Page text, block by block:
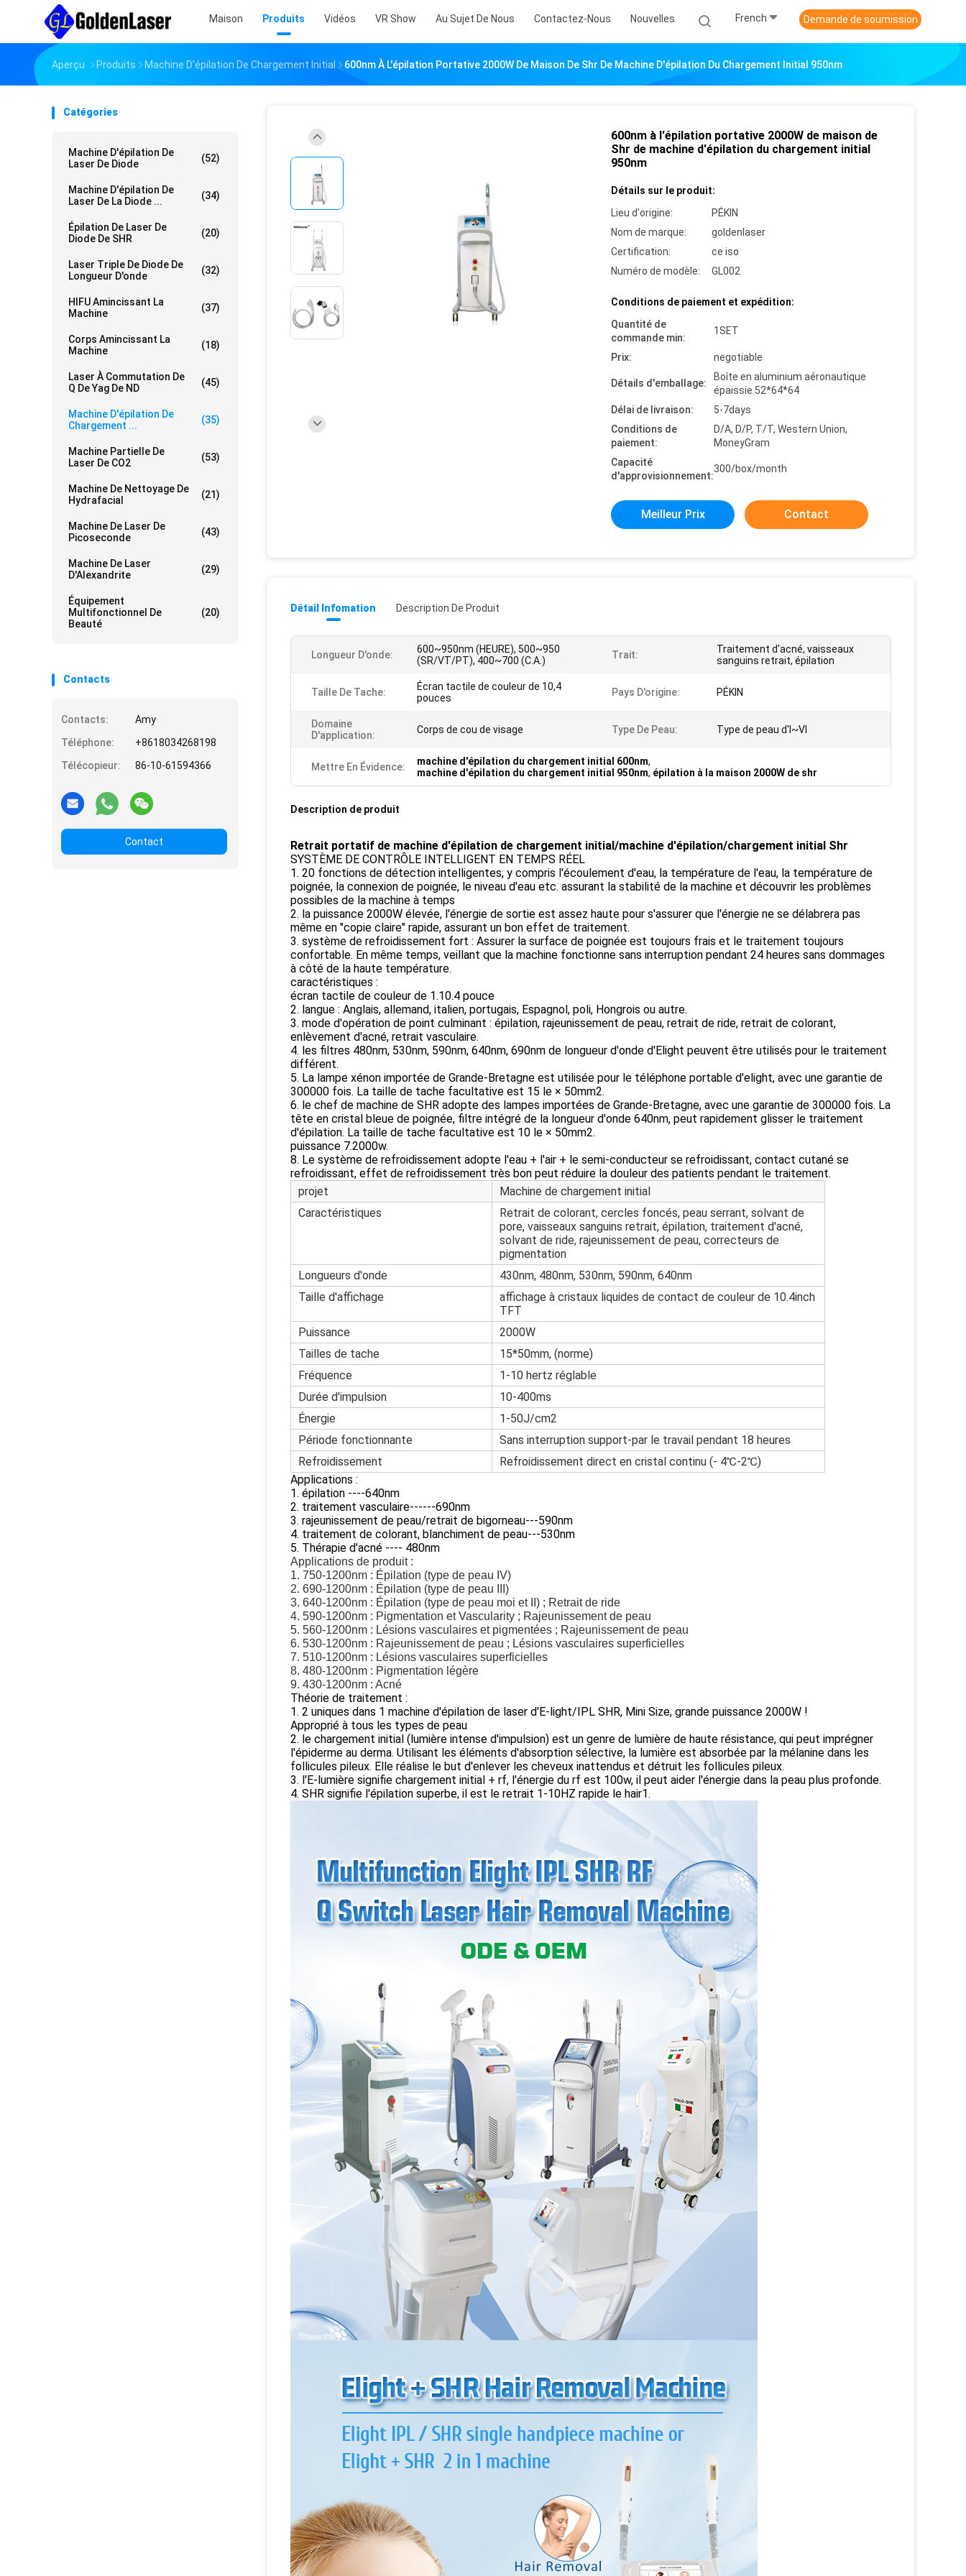
Maison Produits Vidéos VR Show Au Sujet De Nous Contactez-Nous Nouvelles French Demande de soumission
Aperçu Produits Machine D'épilation De Chargement Initial 600nm À L'épilation Portative 2000W De Maison De Shr De Machine D'épilation Du Chargement Initial 950nm
Catégories
Machine D'épilation De
Laser De Diode
(52)
Machine D'épilation De
Laser De La Diode ...
(34)
Épilation De Laser De
Diode De SHR
(20)
Laser Triple De Diode De
Longueur D'onde
(32)
HIFU Amincissant La
Machine
(37)
Corps Amincissant La
Machine
(18)
Laser À Commutation De
Q De Yag De ND
(45)
Machine D'épilation De
Chargement ...
(35)
Machine Partielle De
Laser De CO2
(53)
Machine De Nettoyage De
Hydrafacial
(21)
Machine De Laser De
Picoseconde
(43)
Machine De Laser
D'Alexandrite
(29)
Équipement
Multifonctionnel De
Beauté
(20)
Contacts
Contacts:
Amy
Téléphone:
+8618034268198
Télécopieur:
86-10-61594366
Contact
600nm à l'épilation portative 2000W de maison de
Shr de machine d'épilation du chargement initial
950nm
Détails sur le produit:
Lieu d'origine:
PÉKIN
Nom de marque:
goldenlaser
Certification:
ce iso
Numéro de modèle:
GL002
Conditions de paiement et expédition:
Quantité de
commande min:
1SET
Prix: negotiable
Détails d'emballage:
Boîte en aluminium aéronautique
épaissie 52*64*64
Délai de livraison:
5-7days
Conditions de
paiement:
D/A, D/P, T/T, Western Union,
MoneyGram
Capacité
d'approvisionnement:
300/box/month
Meilleur Prix Contact
Détail Infomation Description De Produit
Longueur D'onde:
600~950nm (HEURE), 500~950
(SR/VT/PT), 400~700 (C.A.)
Trait:
Traitement d'acné, vaisseaux
sanguins retrait, épilation
Taille De Tache:
Écran tactile de couleur de 10,4
pouces
Pays D'origine: PÉKIN
Domaine
D'application:
Corps de cou de visage Type De Peau: Type de peau d'I~VI
Mettre En Évidence: machine d'épilation du chargement initial 600nm,
machine d'épilation du chargement initial 950nm, épilation à la maison 2000W de shr
Description de produit
Retrait portatif de machine d'épilation de chargement initial/machine d'épilation/chargement initial Shr
SYSTÈME DE CONTRÔLE INTELLIGENT EN TEMPS RÉEL
1. 20 fonctions de détection intelligentes, y compris l'écoulement d'eau, la température de l'eau, la température de
poignée, la connexion de poignée, le niveau d'eau etc. assurant la stabilité de la machine et découvrir les problèmes
possibles de la machine à temps
2. la puissance 2000W élevée, l'énergie de sortie est assez haute pour s'assurer que l'énergie ne se délabrera pas
même en "copie claire" rapide, assurant un bon effet de traitement.
3. système de refroidissement fort : Assurer la surface de poignée est toujours frais et le traitement toujours
confortable. En même temps, veillant que la machine fonctionne sans interruption pendant 24 heures sans dommages
à côté de la haute température.
caractéristiques :
écran tactile de couleur de 1.10.4 pouce
2. langue : Anglais, allemand, italien, portugais, Espagnol, poli, Hongrois ou autre.
3. mode d'opération de point culminant : épilation, rajeunissement de peau, retrait de ride, retrait de colorant,
enlèvement d'acné, retrait vasculaire.
4. les filtres 480nm, 530nm, 590nm, 640nm, 690nm de longueur d'onde d'Elight peuvent être utilisés pour le traitement
différent.
5. La lampe xénon importée de Grande-Bretagne est utilisée pour le téléphone portable d'elight, avec une garantie de
300000 fois. La taille de tache facultative est 15 le × 50mm2.
6. le chef de machine de SHR adopte des lampes importées de Grande-Bretagne, avec une garantie de 300000 fois. La
tête en cristal bleue de poignée, filtre intégré de la longueur d'onde 640nm, peut rapidement glisser le traitement
d'épilation. La taille de tache facultative est 10 le × 50mm2.
puissance 7.2000w.
8. Le système de refroidissement adopte l'eau + l'air + le semi-conducteur se refroidissant, contact cutané se
refroidissant, effet de refroidissement très bon peut réduire la douleur des patients pendant le traitement.
projet
Machine de chargement initial
Caractéristiques
Retrait de colorant, cercles foncés, peau serrant, solvant de
pore, vaisseaux sanguins retrait, épilation, traitement d'acné,
solvant de ride, rajeunissement de peau, correcteurs de
pigmentation
Longueurs d'onde
430nm, 480nm, 530nm, 590nm, 640nm
Taille d'affichage
affichage à cristaux liquides de contact de couleur de 10.4inch
TFT
Puissance
2000W
Tailles de tache
15*50mm, (norme)
Fréquence
1-10 hertz réglable
Durée d'impulsion
10-400ms
Énergie
1-50J/cm2
Période fonctionnante
Sans interruption support-par le travail pendant 18 heures
Refroidissement
Refroidissement direct en cristal continu (- 4℃-2℃)
Applications :
1. épilation ----640nm
2. traitement vasculaire------690nm
3. rajeunissement de peau/retrait de bigorneau---590nm
4. traitement de colorant, blanchiment de peau---530nm
5. Thérapie d'acné ---- 480nm
Applications de produit :
1. 750-1200nm : Épilation (type de peau IV)
2. 690-1200nm : Épilation (type de peau III)
3. 640-1200nm : Épilation (type de peau moi et II) ; Retrait de ride
4. 590-1200nm : Pigmentation et Vascularity ; Rajeunissement de peau
5. 560-1200nm : Lésions vasculaires et pigmentées ; Rajeunissement de peau
6. 530-1200nm : Rajeunissement de peau ; Lésions vasculaires superficielles
7. 510-1200nm : Lésions vasculaires superficielles
8. 480-1200nm : Pigmentation légère
9. 430-1200nm : Acné
Théorie de traitement :
1. 2 uniques dans 1 machine d'épilation de laser d'E-light/IPL SHR, Mini Size, grande puissance 2000W !
Approprié à tous les types de peau
2. le chargement initial (lumière intense d'impulsion) est un genre de lumière de haute résistance, qui peut imprégner
l'épiderme au derma. Utilisant les éléments d'absorption sélective, la lumière est absorbée par la mélanine dans les
follicules pileux. Elle réalise le but d'enlever les cheveux inattendus et détruit les follicules pileux.
3. l'E-lumière signifie chargement initial + rf, l'énergie du rf est 100w, il peut aider l'énergie dans la peau plus profonde.
4. SHR signifie l'épilation superbe, il est le retrait 1-10HZ rapide le hair1.